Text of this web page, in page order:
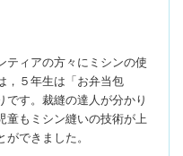
ティアの方々にミシンの使
，５年生は「お弁当包
です。裁縫の達人が分かり
童もミシン縫いの技術が上
できました。